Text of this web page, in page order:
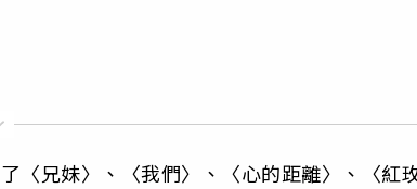
〈兄妹〉、〈我們〉、〈心的距離〉、〈紅